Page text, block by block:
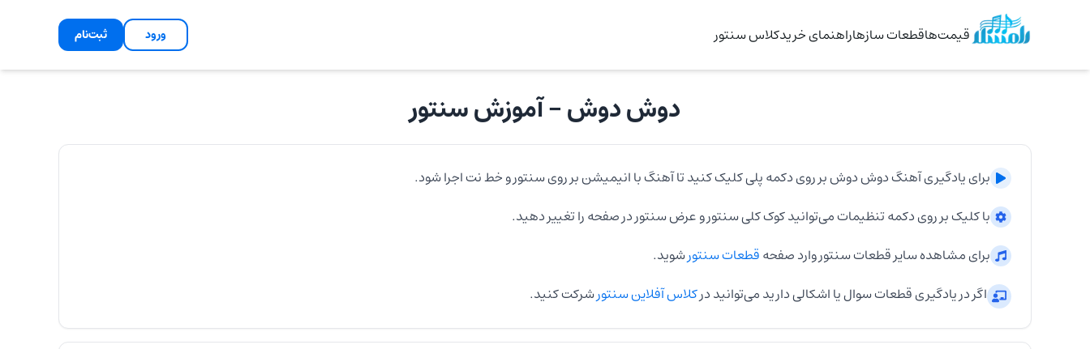
قیمت‌هاقطعات سازهاراهنمای خریدکلاس سنتور ورود ثبت‌نام
دوش دوش- آموزشسنتور
برای یادگیری آهنگدوش دوشبر روی دکمه پلی کلیک کنید تا آهنگ با انیمیشن بر رویسنتورو خط نت اجرا شود.
با کلیک بر روی دکمه تنظیمات می‌توانید کوک کلیسنتورو عرضسنتوردر صفحه را تغییر دهید.
برای مشاهده سایر قطعاتسنتوروارد صفحهقطعاتسنتورشوید.
اگر در یادگیری قطعات سوال یا اشکالی دارید می‌توانید درکلاس آفلاین سنتورشرکت کنید.